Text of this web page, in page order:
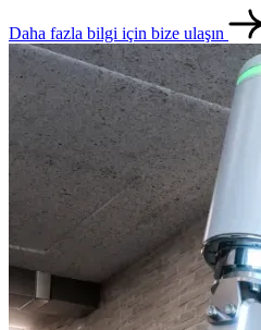
Daha fazla bilgi için bize ulaşın